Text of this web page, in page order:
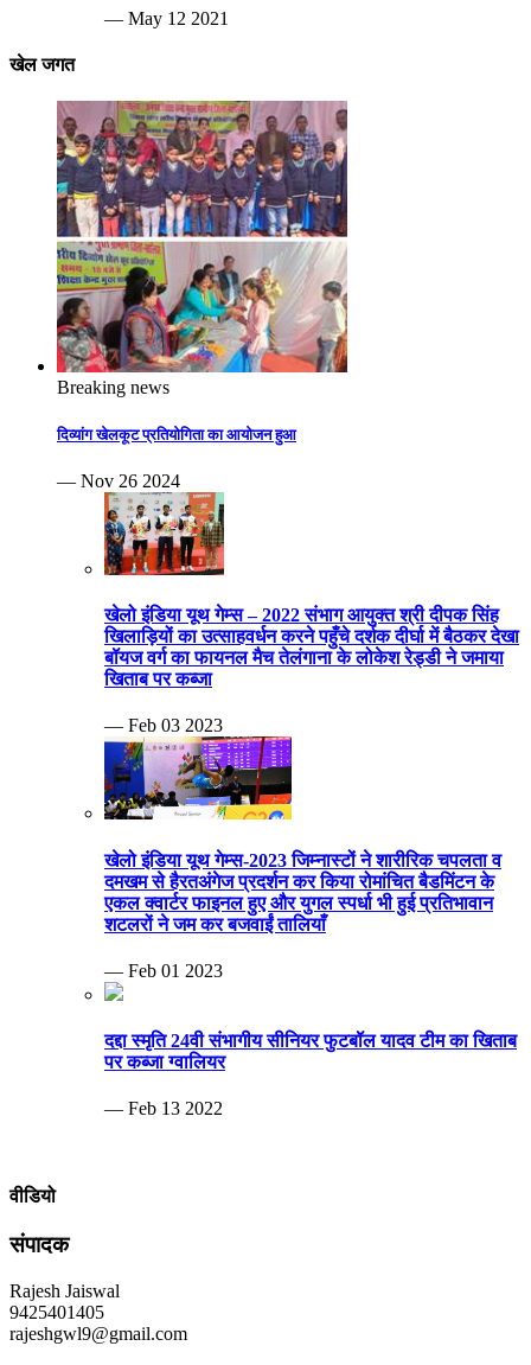
— May 12 2021
खेल जगत
Breaking news
दिव्यांग खेलकूट प्रतियोगिता का आयोजन हुआ
— Nov 26 2024
खेलो इंडिया यूथ गेम्स – 2022 संभाग आयुक्त श्री दीपक सिंह
खिलाड़ियों का उत्साहवर्धन करने पहुँचे दर्शक दीर्घा में बैठकर देखा
बॉयज वर्ग का फायनल मैच तेलंगाना के लोकेश रेड्डी ने जमाया
खिताब पर कब्जा
— Feb 03 2023
खेलो इंडिया यूथ गेम्स-2023 जिम्नास्टों ने शारीरिक चपलता व
दमखम से हैरतअंगेज प्रदर्शन कर किया रोमांचित बैडमिंटन के
एकल क्वार्टर फाइनल हुए और युगल स्पर्धा भी हुई प्रतिभावान
शटलरों ने जम कर बजवाईं तालियाँ
— Feb 01 2023
दद्दा स्मृति 24वी संभागीय सीनियर फुटबॉल यादव टीम का खिताब
पर कब्जा ग्वालियर
— Feb 13 2022
वीडियो
संपादक
Rajesh Jaiswal
9425401405
rajeshgwl9@gmail.com